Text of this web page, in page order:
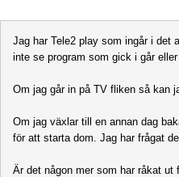
Jag har Tele2 play som ingår i det
inte se program som gick i går eller
Om jag går in på TV fliken så kan
Om jag växlar till en annan dag
för att starta dom. Jag har frågat
Är det någon mer som har råkat ut